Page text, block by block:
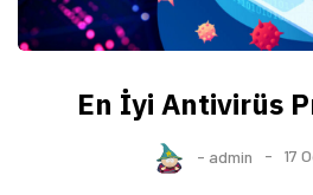
En İyi Antivirüs
- admin 17